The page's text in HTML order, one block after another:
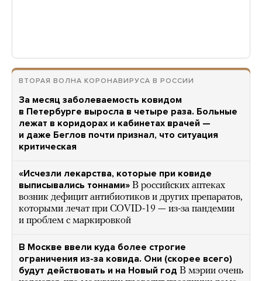
ВТОРАЯ ВОЛНА КОРОНАВИРУСА В РОССИИ
За месяц заболеваемость ковидом
в Петербурге выросла в четыре раза. Больные
лежат в коридорах и кабинетах врачей —
и даже Беглов почти признал, что ситуация
критическая
«Исчезли лекарства, которые при ковиде
выписывались тоннами» В российских аптеках
возник дефицит антибиотиков и других препаратов,
которыми лечат при COVID-19 — из-за пандемии
и проблем с маркировкой
В Москве ввели куда более строгие
ограничения из-за ковида. Они (скорее всего)
будут действовать и на Новый год В мэрии очень